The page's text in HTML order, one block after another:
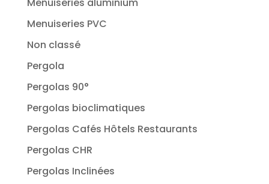
Menuiseries PVC
Non classé
Pergola
Pergolas 90°
Pergolas bioclimatiques
Pergolas Cafés Hôtels Restaurants
Pergolas CHR
Pergolas Inclinées